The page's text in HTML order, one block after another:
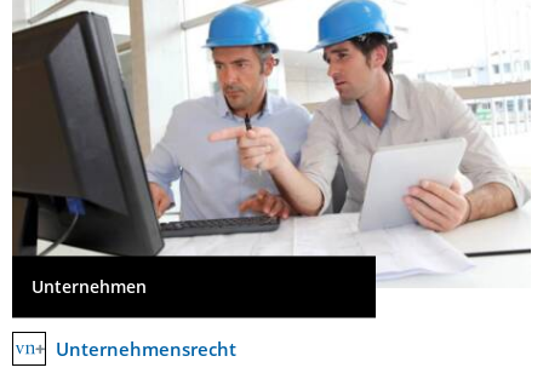
Unternehmen
Unternehmensrecht